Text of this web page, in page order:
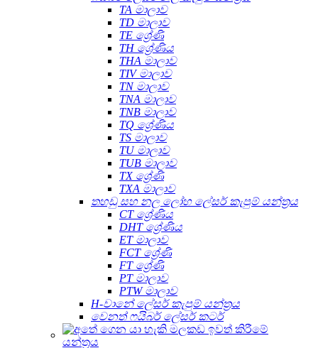
TA මාලාව
TD මාලාව
TE ශ්‍රේණි
TH ශ්‍රේණිය
THA මාලාව
TIV මාලාව
TN මාලාව
TNA මාලාව
TNB මාලාව
TQ ශ්‍රේණිය
TS මාලාව
TU මාලාව
TUB මාලාව
TX ශ්‍රේණි
TXA මාලාව
තහඩු සහ නල ලෝහ ලේසර් කැපුම් යන්ත්‍රය
CT ශ්‍රේණිය
DHT ශ්‍රේණිය
ET මාලාව
FCT ශ්‍රේණි
FT ශ්‍රේණි
PT මාලාව
PTW මාලාව
H-වානේ ලේසර් කැපුම් යන්ත්‍රය
වෙනත් ෆයිබර් ලේසර් කටර්